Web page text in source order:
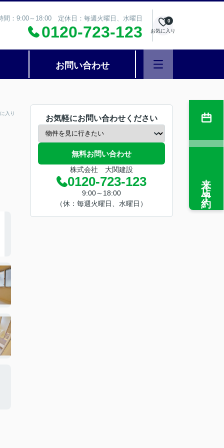
間：9:00～18:00 定休日：毎週火曜日、水曜日
0120-723-123 お気に入り
0
お問い合わせ
入り
お気軽にお問い合わせください
無料お問い合わせ
株式会社 大関建設
0120-723-123
9:00～18:00
（休：毎週火曜日、水曜日）
来店予約